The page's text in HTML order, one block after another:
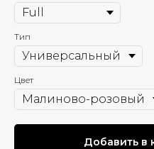
Тип
Цвет
Добавить в